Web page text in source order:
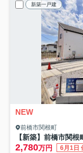
新築一戸建
NEW
前橋市関根町
2,780万円 6月1日